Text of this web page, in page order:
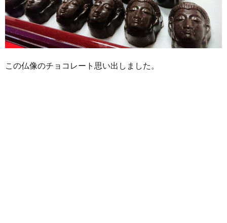
この仏像のチョコレート思い出しました。